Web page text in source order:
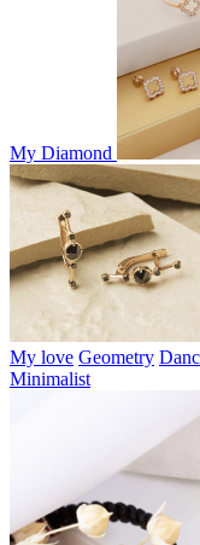
My Diamond
My love Geometry
Minimalist